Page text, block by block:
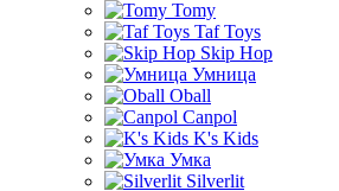
Tomy
Taf Toys
Skip Hop
Умница
Oball
Canpol
K's Kids
Умка
Silverlit